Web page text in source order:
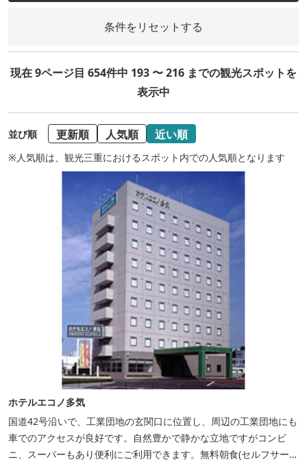
条件をリセットする
現在 9ページ目 654件中 193 〜 216 までの観光スポットを
表示中
並び順 更新順 人気順 近い順
※人気順は、観光三重におけるスポット内での人気順となります
ホテルエコノ多気
国道42号沿いで、工業団地の玄関口に位置し、周辺の工業団地にも
車でのアクセスが良好です。自然豊かで静かな立地ですがコンビ
ニ、スーパーもあり便利にご利用できます。無料朝食(セルフサービ